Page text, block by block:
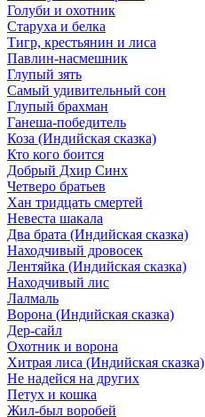
Голуби и охотник
Старуха и белка
Тигр, крестьянин и лиса
Павлин-насмешник
Глупый зять
Самый удивительный сон
Глупый брахман
Ганеша-победитель
Коза (Индийская сказка)
Кто кого боится
Добрый Дхир Синх
Четверо братьев
Хан тридцать смертей
Невеста шакала
Два брата (Индийская сказка)
Находчивый дровосек
Лентяйка (Индийская сказка)
Находчивый лис
Лалмаль
Ворона (Индийская сказка)
Дер-сайл
Охотник и ворона
Хитрая лиса (Индийская сказка)
Не надейся на других
Петух и кошка
Жил-был воробей